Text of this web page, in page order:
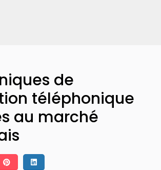
de
téléphonique
au marché